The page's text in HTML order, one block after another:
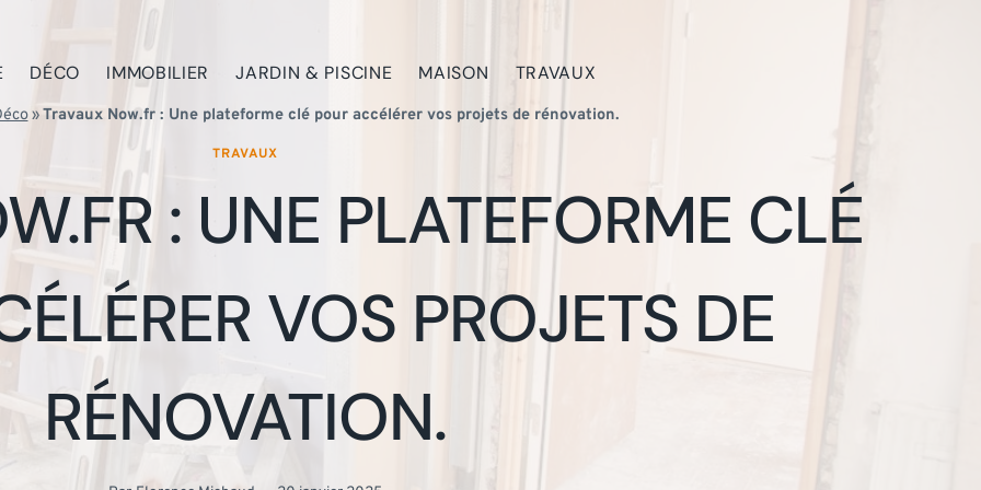
DÉCO IMMOBILIER JARDIN & PISCINE MAISON TRAVAUX
»Travaux Now.fr : Une plateforme clé pour accélérer vos projets de rénovation.
TRAVAUX
: UNE PLATEFORME CLÉ
VOS PROJETS DE
RÉNOVATION.